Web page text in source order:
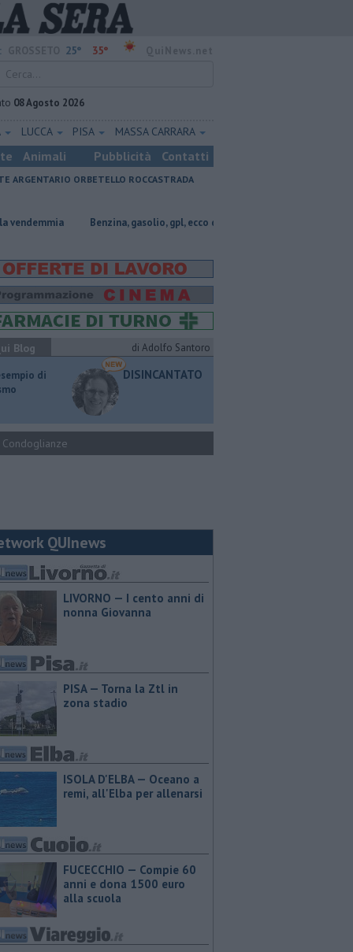
25° 35°
08 Agosto 2026
LUCCA PISA MASSA CARRARA
Animali Pubblicità Contatti
ARGENTARIO ORBETELLO ROCCASTRADA
​Benzina, gasolio, gpl, ecco dove risparmiare
Blog di Adolfo Santoro
di
DISINCANTATO
Condoglianze
QUInews
LIVORNO — I cento anni di
nonna Giovanna
PISA — Torna la Ztl in
zona stadio
ISOLA D'ELBA — Oceano a
remi, all'Elba per allenarsi
FUCECCHIO — Compie 60
anni e dona 1500 euro
alla scuola